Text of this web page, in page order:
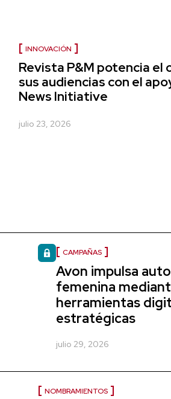
INNOVACIÓN
Revista P&M potencia el
sus audiencias con el
News Initiative
julio 23, 2026
CAMPAÑAS
Avon impulsa
femenina
herramientas
estratégicas
julio 29, 2026
NOMBRAMIENTOS